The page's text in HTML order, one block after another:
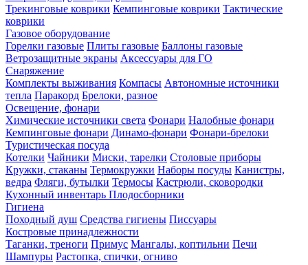
Трекинговые коврики Кемпинговые коврики Тактические
коврики
Газовое оборудование
Горелки газовые Плиты газовые Баллоны газовые
Ветрозащитные экраны Аксессуары для ГО
Снаряжение
Комплекты выживания Компасы Автономные источники
тепла Паракорд Брелоки, разное
Освещение, фонари
Химические источники света Фонари Налобные фонари
Кемпинговые фонари Динамо-фонари Фонари-брелоки
Туристическая посуда
Котелки Чайники Миски, тарелки Столовые приборы
Кружки, стаканы Термокружки Наборы посуды Канистры,
ведра Фляги, бутылки Термосы Кастрюли, сковородки
Кухонный инвентарь Плодосборники
Гигиена
Походный душ Средства гигиены Писсуары
Костровые принадлежности
Таганки, треноги Примус Мангалы, коптильни Печи
Шампуры Растопка, спички, огниво